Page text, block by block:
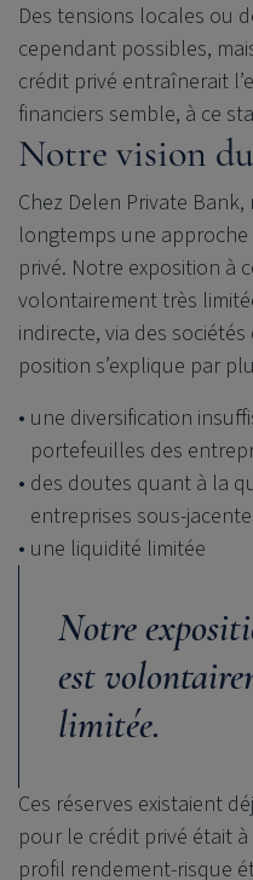
Des tensions locales ou
cependant possibles,
crédit privé entraînerait
financiers semble, à ce
Notre vision
Chez Delen Private Bank,
longtemps une
privé. Notre exposition à
volontairement très
indirecte, via des
position s’explique par
une diversification
portefeuilles des
des doutes quant à la
entreprises sous-
une liquidité limitée
Notre
est
limitée.
Ces réserves existaient
pour le crédit privé était
profil rendement-risque